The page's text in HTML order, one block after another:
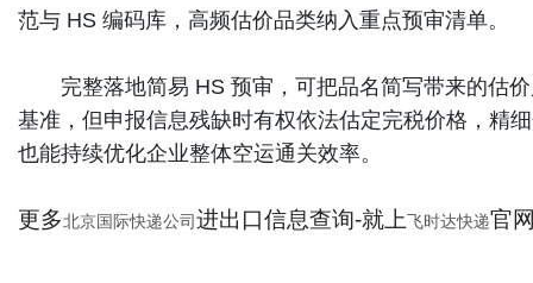
范与 HS 编码库，高频估价品类纳入重点预审清单。
完整落地简易 HS 预审，可把品名简写带来的估价
基准，但申报信息残缺时有权依法估定完税价格，精
也能持续优化企业整体空运通关效率。
更多北京国际快递公司进出口信息查询-就上飞时达快递官